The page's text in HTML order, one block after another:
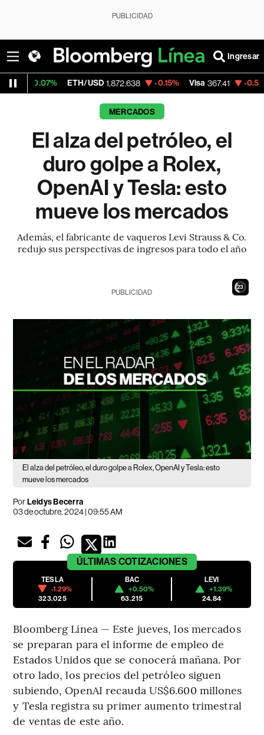
PUBLICIDAD
Ingresar
ETH/USD 1,872.638 -0.15% Visa 367.41 -0.59%
MERCADOS
El alza del petróleo, el
duro golpe a Rolex,
OpenAI y Tesla: esto
mueve los mercados
Además, el fabricante de vaqueros Levi Strauss & Co.
redujo sus perspectivas de ingresos para todo el año
21
PUBLICIDAD
El alza del petróleo, el duro golpe a Rolex, OpenAI y Tesla: esto
mueve los mercados
PorLeidys Becerra
03 de octubre, 2024 | 09:55 AM
ÚLTIMAS COTIZACIONES
TESLA
-1.29%
323.025
BAC
+0.50%
63.215
LEVI
+1.39%
24.84
Bloomberg Línea — Este jueves, los mercados
se preparan para el informe de empleo de
Estados Unidos que se conocerá mañana. Por
otro lado, los precios del petróleo siguen
subiendo, OpenAI recauda US$6.600 millones
y Tesla registra su primer aumento trimestral
de ventas de este año.